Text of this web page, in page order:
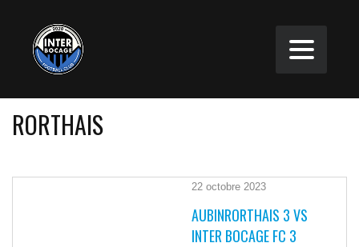
RORTHAIS
22 octobre 2023
AUBINRORTHAIS 3 VS
INTER BOCAGE FC 3